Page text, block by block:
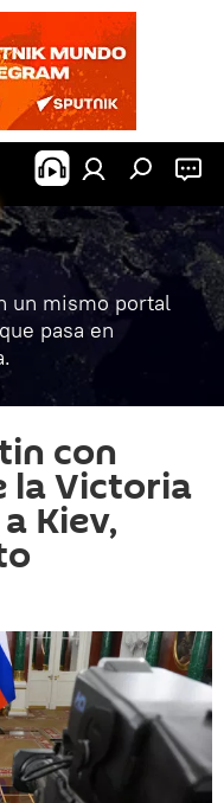
un mismo portal
pasa en
con
la Victoria
Kiev,